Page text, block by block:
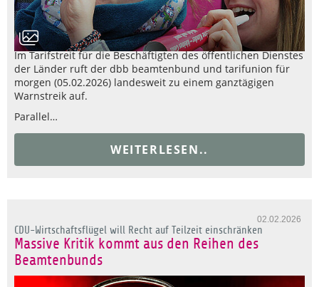
Im Tarifstreit für die Beschäftigten des öffentlichen Dienstes
der Länder ruft der dbb beamtenbund und tarifunion für
morgen (05.02.2026) landesweit zu einem ganztägigen
Warnstreik auf.
Parallel…
WEITERLESEN..
02.02.2026
CDU-Wirtschaftsflügel will Recht auf Teilzeit einschränken
Massive Kritik kommt aus den Reihen des
Beamtenbunds